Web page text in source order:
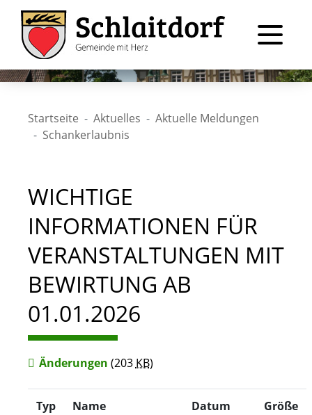
Startseite Aktuelles
Aktuelle Meldungen
Schankerlaubnis
WICHTIGE
INFORMATIONEN FÜR
VERANSTALTUNGEN MIT
BEWIRTUNG AB
01.01.2026
Änderungen (203KB)
Typ Name Datum Größe